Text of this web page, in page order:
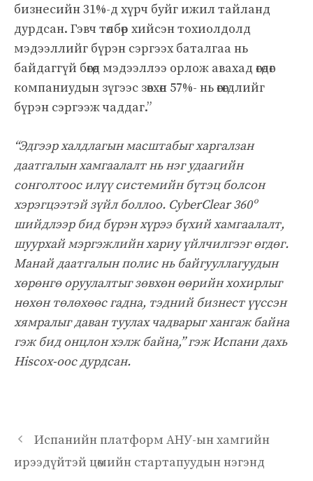
бизнесийн 31%-д хүрч буйг ижил тайланд
дурдсан. Гэвч төлбөр хийсэн тохиолдолд
мэдээллийг бүрэн сэргээх баталгаа нь
байдаггүй бөгөөд мэдээллээ орлож авахад өгөдөг
компаниудын зүгээс зөвхөн 57%- нь өгөгдлийг
бүрэн сэргээж чаддаг.”
“Эдгээр халдлагын масштабыг харгалзан
даатгалын хамгаалалт нь нэг удаагийн
сонголтоос илүү системийн бүтэц болсон
хэрэгцээтэй зүйл боллоо. CyberClear 360º
шийдлээр бид бүрэн хүрээ бүхий хамгаалалт,
шуурхай мэргэжлийн хариу үйлчилгээг өгдөг.
Манай даатгалын полис нь байгууллагуудын
хөрөнгө оруулалтыг зөвхөн өөрийн хохирлыг
нөхөн төлөхөөс гадна, тэдний бизнест үүссэн
хямралыг даван туулах чадварыг хангаж байна
гэж бид онцлон хэлж байна,” гэж Испани дахь
Hiscox-оос дурдсан.
Испанийн платформ АНУ-ын хамгийн
ирээдүйтэй цөмийн стартапуудын нэгэнд